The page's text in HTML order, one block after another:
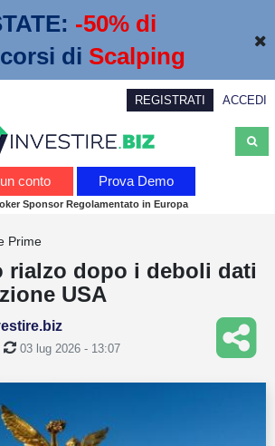
-50% di
di Scalping
REGISTRATI ACCEDI
conto Prova Demo
Sponsor Regolamentato in Europa
Prime
rialzo dopo i deboli dati
USA
03 lug 2026 - 13:07